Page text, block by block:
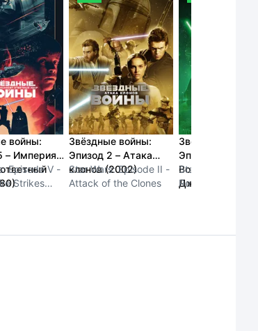
войны:
– Империя
Episode V -
Strikes
Звёздные войны:
Эпизод 2 – Атака
клонов (2002)
Star Wars: Episode II -
Attack of the Clones
Звёздные
Эпизод 6 –
Возвращение
Джедая (1983)
Star Wars:
Return of the